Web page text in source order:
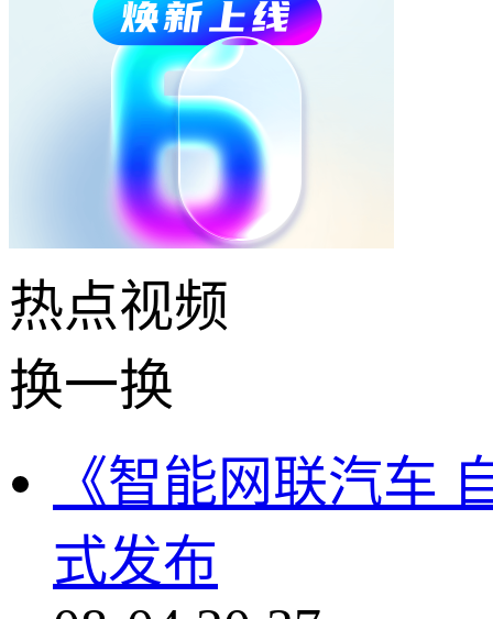
热点视频
换一换
《智能网联汽车
式发布